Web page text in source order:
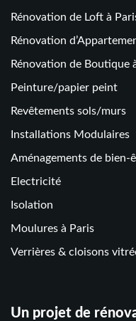
Rénovation de Loft à
Rénovation
Rénovation de Boutique
Peinture/papier peint
Revêtements sols/murs
Installations Modulaires
Aménagements de bien-
Electricité
Isolation
Moulures à Paris
Verrières & cloisons
Un projet de